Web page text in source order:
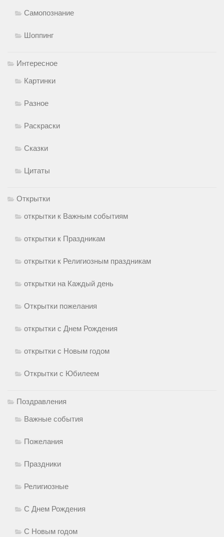
Самопознание
Шоппинг
Интересное
Картинки
Разное
Раскраски
Сказки
Цитаты
Открытки
открытки к Важным событиям
открытки к Праздникам
открытки к Религиозным праздникам
открытки на Каждый день
Открытки пожелания
открытки с Днем Рождения
открытки с Новым годом
Открытки с Юбилеем
Поздравления
Важные события
Пожелания
Праздники
Религиозные
С Днем Рождения
С Новым годом